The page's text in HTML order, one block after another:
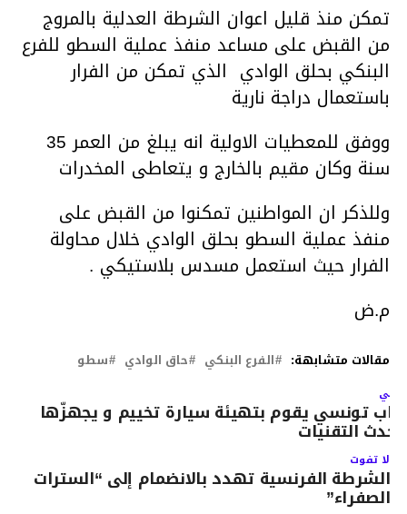
تمكن منذ قليل اعوان الشرطة العدلية بالمروج
من القبض على مساعد منفذ عملية السطو للفرع
البنكي بحلق الوادي الذي تمكن من الفرار
باستعمال دراجة نارية
ووفق للمعطيات الاولية انه يبلغ من العمر 35
سنة وكان مقيم بالخارج و يتعاطى المخدرات
وللذكر ان المواطنين تمكنوا من القبض على
منفذ عملية السطو بحلق الوادي خلال محاولة
الفرار حيث استعمل مسدس بلاستيكي .
م.ض
مقالات متشابهة: الفرع البنكي حاق الوادي سطو
تونسي يقوم بتهيئة سيارة تخييم و يجهزّها
التقنيات
لا تفوت
الشرطة الفرنسية تهدد بالانضمام إلى “السترات
الصفراء”